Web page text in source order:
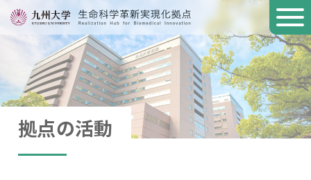
HOME
拠点について
企業の方へ
拠点の活動